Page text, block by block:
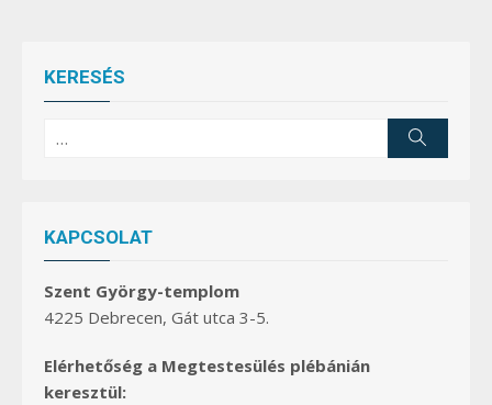
KERESÉS
KAPCSOLAT
Szent György-templom
4225 Debrecen, Gát utca 3-5.
Elérhetőség a Megtestesülés plébánián
keresztül: